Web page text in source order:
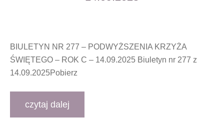
BIULETYN NR 277 – PODWYŻSZENIA KRZYŻA
ŚWIĘTEGO – ROK C – 14.09.2025 Biuletyn nr 277 z
14.09.2025Pobierz
czytaj dalej